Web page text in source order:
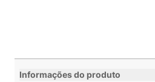
Informações do produto